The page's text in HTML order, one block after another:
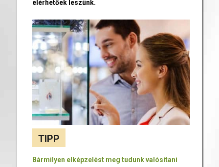
elérhetőek leszünk.
TIPP
Bármilyen elképzelést meg tudunk valósítani